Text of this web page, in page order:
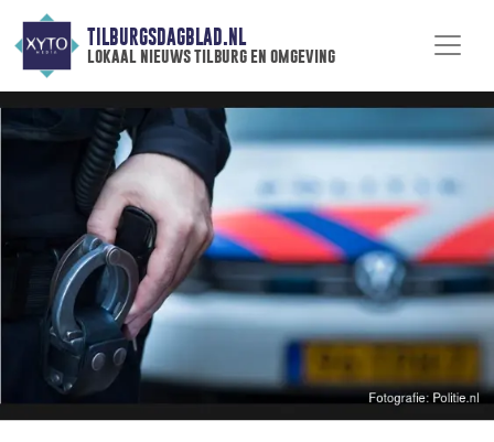
TILBURGSDAGBLAD.NL
lokaal nieuws tilburg en omgeving